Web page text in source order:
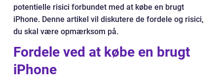
potentielle risici forbundet med at købe en brugt
iPhone. Denne artikel vil diskutere de fordele og risici,
du skal være opmærksom på.
Fordele ved at købe en brugt
iPhone